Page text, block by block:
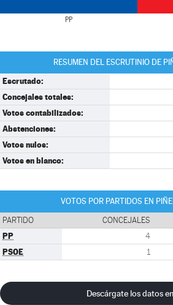
PP
RESUMEN DEL ESCRUTINIO DE
Escrutado:
Concejales totales:
Votos contabilizados:
Abstenciones:
Votos nulos:
Votos en blanco:
VOTOS POR PARTIDOS EN
PARTIDO CONCEJALES
PP 4
PSOE 1
Descárgate los datos